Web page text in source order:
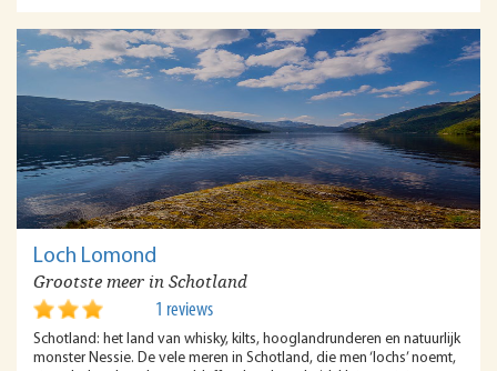
Loch Lomond
Grootste meer in Schotland
1 reviews
Schotland: het land van whisky, kilts, hooglandrunderen en natuurlijk
monster Nessie. De vele meren in Schotland, die men ‘lochs’ noemt,